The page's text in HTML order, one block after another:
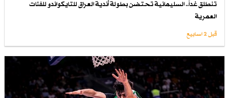
تنطلق غداً.. السليمانية تحتضن بطولة أندية العراق للتايكواندو للفئات
العمرية
قبل 2 اسابیع